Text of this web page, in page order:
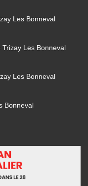
Les Bonneval
Les Bonneval
Les Bonneval
Bonneval